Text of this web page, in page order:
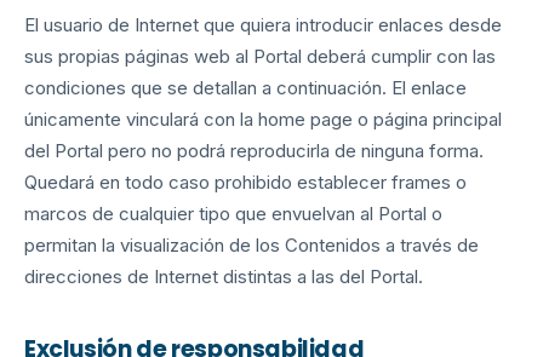
El usuario de Internet que quiera introducir enlaces desde
sus propias páginas web al Portal deberá cumplir con las
condiciones que se detallan a continuación. El enlace
únicamente vinculará con la home page o página principal
del Portal pero no podrá reproducirla de ninguna forma.
Quedará en todo caso prohibido establecer frames o
marcos de cualquier tipo que envuelvan al Portal o
permitan la visualización de los Contenidos a través de
direcciones de Internet distintas a las del Portal.
Exclusión de responsabilidad